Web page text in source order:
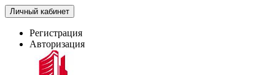
Личный кабинет
Регистрация
Авторизация